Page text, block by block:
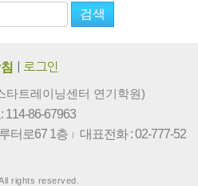
로그인
타트레이닝센터 연기학원)
114-86-67963
터로67 1층
대표전화 : 02-777-52
rights reserved.